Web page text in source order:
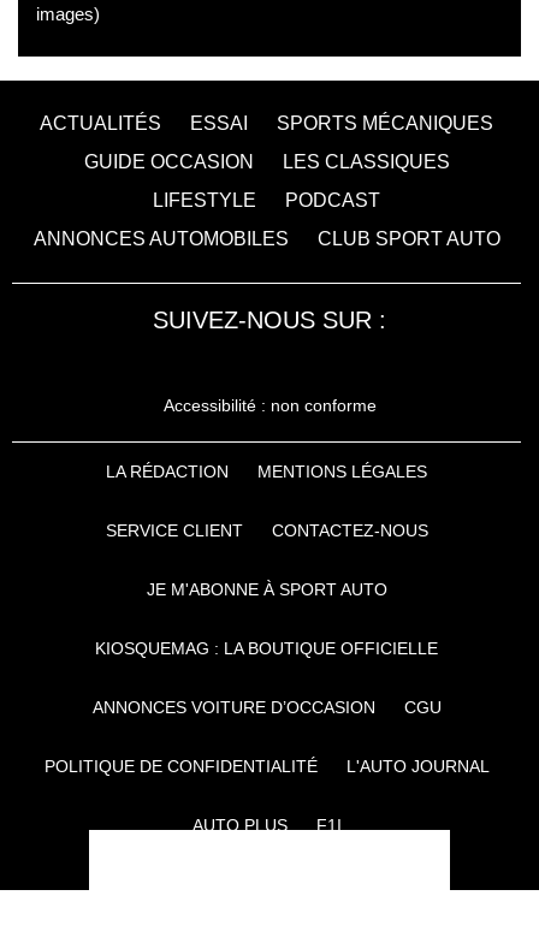
images)
ACTUALITÉS ESSAI
SPORTS MÉCANIQUES
GUIDE OCCASION
LES CLASSIQUES
LIFESTYLE
PODCAST
ANNONCES AUTOMOBILES
CLUB SPORT AUTO
SUIVEZ-NOUS SUR :
Accessibilité : non conforme
LA RÉDACTION MENTIONS LÉGALES
SERVICE CLIENT CONTACTEZ-NOUS
JE M'ABONNE À SPORT AUTO
KIOSQUEMAG : LA BOUTIQUE OFFICIELLE
ANNONCES VOITURE D’OCCASION CGU
POLITIQUE DE CONFIDENTIALITÉ L'AUTO JOURNAL
AUTO PLUS F1I